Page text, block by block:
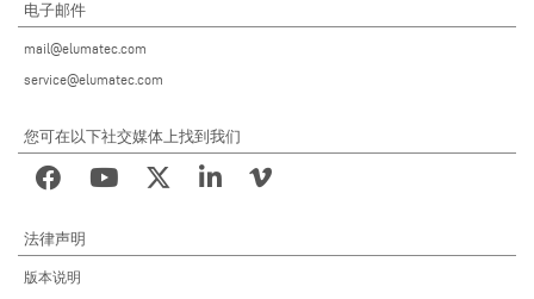
电子邮件
mail@elumatec.com
service@elumatec.com
您可在以下社交媒体上找到我们
法律声明
版本说明